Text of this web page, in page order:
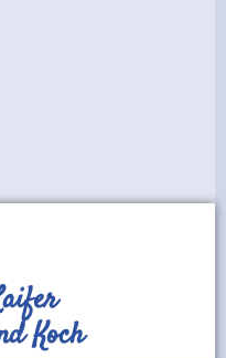
Koch